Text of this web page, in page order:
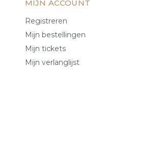
MIJN ACCOUNT
Registreren
Mijn bestellingen
Mijn tickets
Mijn verlanglijst